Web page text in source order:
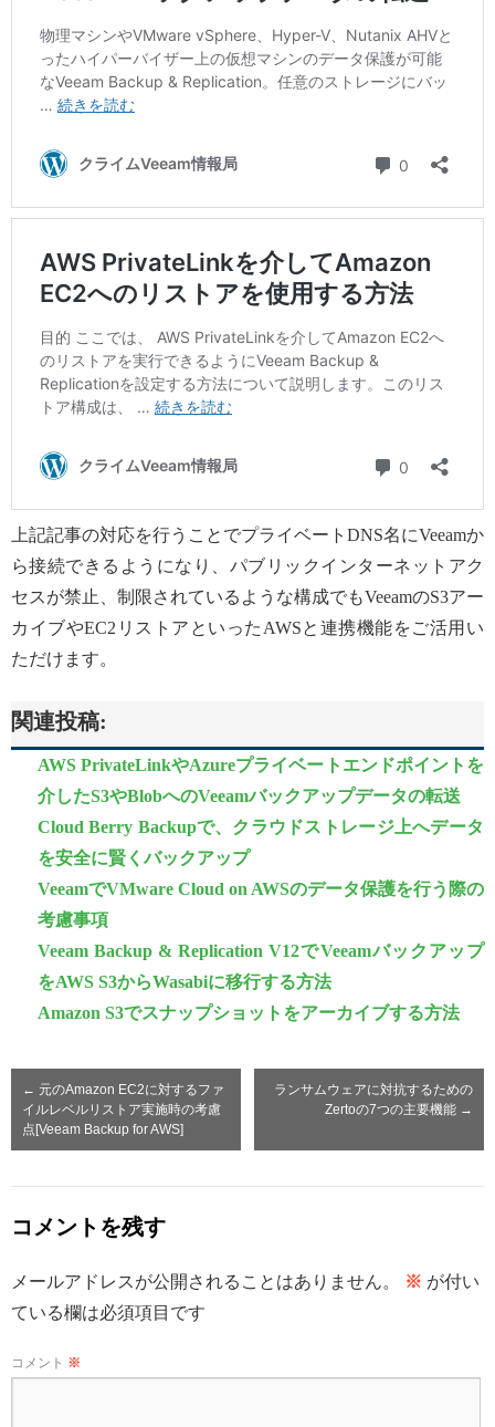
上記記事の対応を行うことでプライベートDNS名にVeeamか
ら接続できるようになり、パブリックインターネットアク
セスが禁止、制限されているような構成でもVeeamのS3アー
カイブやEC2リストアといったAWSと連携機能をご活用い
ただけます。
関連投稿:
AWS PrivateLinkやAzureプライベートエンドポイントを
介したS3やBlobへのVeeamバックアップデータの転送
Cloud Berry Backupで、クラウドストレージ上へデータ
を安全に賢くバックアップ
VeeamでVMware Cloud on AWSのデータ保護を行う際の
考慮事項
Veeam Backup & Replication V12でVeeamバックアップ
をAWS S3からWasabiに移行する方法
Amazon S3でスナップショットをアーカイブする方法
← 元のAmazon EC2に対するファ
イルレベルリストア実施時の考慮
点[Veeam Backup for AWS]
ランサムウェアに対抗するための
Zertoの7つの主要機能 →
コメントを残す
メールアドレスが公開されることはありません。 ※ が付い
ている欄は必須項目です
コメント ※